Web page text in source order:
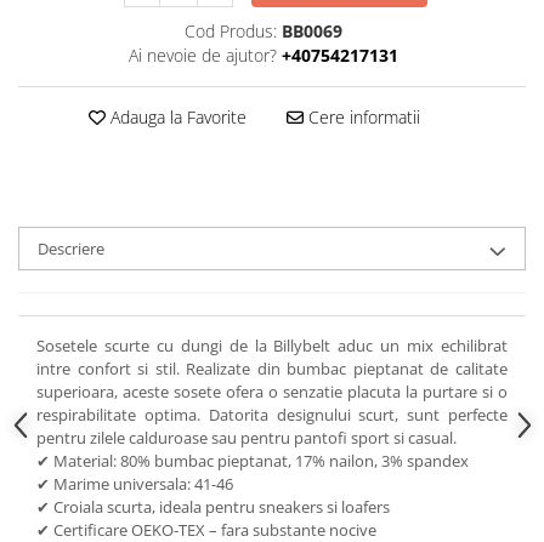
Cod Produs: BB0069
Ai nevoie de ajutor? +40754217131
Adauga la Favorite Cere informatii
Descriere
Sosetele scurte cu dungi de la Billybelt aduc un mix echilibrat
intre confort si stil. Realizate din bumbac pieptanat de calitate
superioara, aceste sosete ofera o senzatie placuta la purtare si o
respirabilitate optima. Datorita designului scurt, sunt perfecte
pentru zilele calduroase sau pentru pantofi sport si casual.
✔ Material: 80% bumbac pieptanat, 17% nailon, 3% spandex
✔ Marime universala: 41-46
✔ Croiala scurta, ideala pentru sneakers si loafers
✔ Certificare OEKO-TEX – fara substante nocive